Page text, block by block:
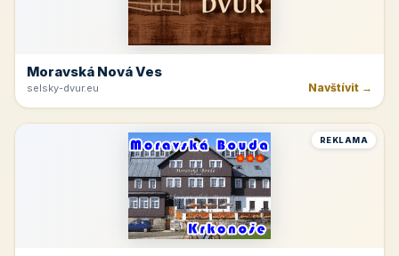
Moravská Nová Ves
selsky-dvur.eu Navštívit →
REKLAMA